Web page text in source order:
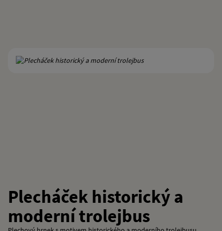
Plecháček historický a
moderní trolejbus